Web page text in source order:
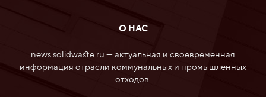
О НАС
news.solidwaste.ru — актуальная и своевременная
информация отрасли коммунальных и промышленных
отходов.